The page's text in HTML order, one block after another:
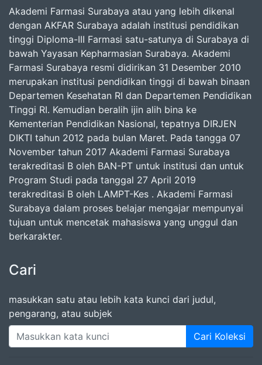
Akademi Farmasi Surabaya atau yang lebih dikenal
dengan AKFAR Surabaya adalah institusi pendidikan
tinggi Diploma-III Farmasi satu-satunya di Surabaya di
bawah Yayasan Kepharmasian Surabaya. Akademi
Farmasi Surabaya resmi didirikan 31 Desember 2010
merupakan institusi pendidikan tinggi di bawah binaan
Departemen Kesehatan RI dan Departemen Pendidikan
Tinggi RI. Kemudian beralih ijin alih bina ke
Kementerian Pendidikan Nasional, tepatnya DIRJEN
DIKTI tahun 2012 pada bulan Maret. Pada tangga 07
November tahun 2017 Akademi Farmasi Surabaya
terakreditasi B oleh BAN-PT untuk institusi dan untuk
Program Studi pada tanggal 27 April 2019
terakreditasi B oleh LAMPT-Kes . Akademi Farmasi
Surabaya dalam proses belajar mengajar mempunyai
tujuan untuk mencetak mahasiswa yang unggul dan
berkarakter.
Cari
masukkan satu atau lebih kata kunci dari judul,
pengarang, atau subjek
Cari Koleksi